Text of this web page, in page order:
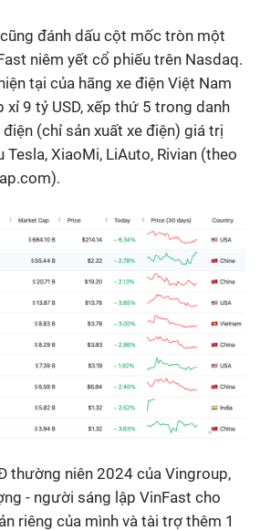
đánh dấu cột mốc tròn một
niêm yết cổ phiếu trên Nasdaq.
tại của hãng xe điện Việt Nam
xỉ 9 tỷ USD, xếp thứ 5 trong danh
(chỉ sản xuất xe điện) giá trị
Tesla, XiaoMi, LiAuto, Rivian (theo
thường niên 2024 của Vingroup,
- người sáng lập VinFast cho
riêng của mình và tài trợ thêm 1